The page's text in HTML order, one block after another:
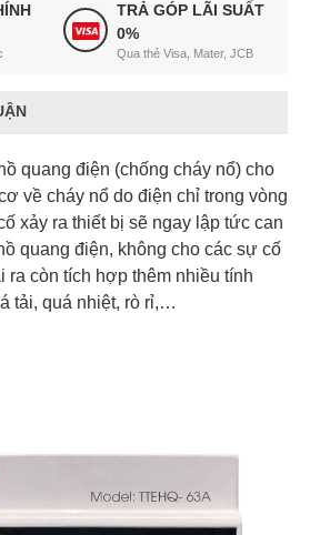
TRẢ GÓP LÃI SUẤT
0%
Qua thẻ Visa, Mater, JCB
quang điện (chống cháy nổ) cho
về cháy nổ do điện chỉ trong vòng
xảy ra thiết bị sẽ ngay lập tức can
quang điện, không cho các sự cố
ra còn tích hợp thêm nhiều tính
tải, quá nhiệt, rò rỉ,…